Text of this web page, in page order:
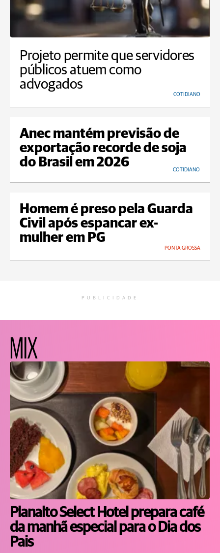
Projeto permite que servidores
públicos atuem como
advogados
COTIDIANO
Anec mantém previsão de
exportação recorde de soja
do Brasil em 2026
COTIDIANO
Homem é preso pela Guarda
Civil após espancar ex-
mulher em PG
PONTA GROSSA
PUBLICIDADE
MIX
Planalto Select Hotel prepara café
da manhã especial para o Dia dos
Pais